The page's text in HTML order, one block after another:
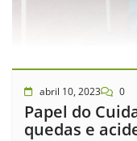
abril 10, 2023 0
Papel do
quedas e